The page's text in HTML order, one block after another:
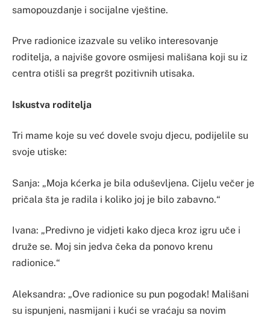
samopouzdanje i socijalne vještine.
Prve radionice izazvale su veliko interesovanje
roditelja, a najviše govore osmijesi mališana koji su iz
centra otišli sa pregršt pozitivnih utisaka.
Iskustva roditelja
Tri mame koje su već dovele svoju djecu, podijelile su
svoje utiske:
Sanja: „Moja kćerka je bila oduševljena. Cijelu večer je
pričala šta je radila i koliko joj je bilo zabavno.“
Ivana: „Predivno je vidjeti kako djeca kroz igru uče i
druže se. Moj sin jedva čeka da ponovo krenu
radionice.“
Aleksandra: „Ove radionice su pun pogodak! Mališani
su ispunjeni, nasmijani i kući se vraćaju sa novim